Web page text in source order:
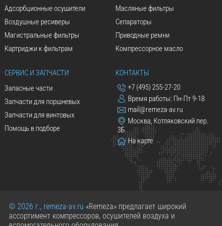
Адсорбционные осушители
Воздушные ресиверы
Магистральные фильтры
Картриджи к фильтрам
Масляные фильтры
Сепараторы
Приводные ремни
Компрессорное масло
СЕРВИС И ЗАПЧАСТИ
Запасные части
Запчасти для поршневых
Запчасти для винтовых
Помощь в подборе
КОНТАКТЫ
+7 (495) 255-27-20
Время работы: Пн-Пт 9-18
mail@remeza-av.ru
Москва, Котляковский пер.
3Б
На карте
© 2026 г., remeza-av.ru «Remeza» предлагает широкий
ассортимент компрессоров, осушителей воздуха и